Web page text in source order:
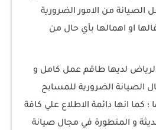
الصيانة من الامور الضرورية
او اهمالها بأي حال من
لديها طاقم عمل كامل و
الصيانة الضرورية للمسابح
كما انها دائمة الاطلاع علي كافة
و المتطورة في مجال صيانة